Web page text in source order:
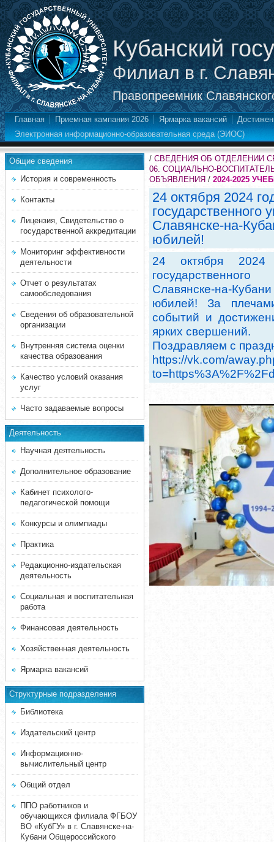
Кубанский
Филиал в г.
Правопреемник
Главная Приемная кампания 2026 Ярмарка вакансий
Электронная информационно-образовательная среда (ЭИОС)
Общие сведения
История и современность
Контакты
Лицензия, Свидетельство о
государственной аккредитации
Мониторинг эффективности
деятельности
Отчет о результатах
самообследования
Сведения об образовательной
организации
Внутренняя система оценки
качества образования
Качество условий оказания
услуг
Часто задаваемые вопросы
Деятельность
Научная деятельность
Дополнительное образование
Кабинет психолого-
педагогической помощи
Конкурсы и олимпиады
Практика
Редакционно-издательская
деятельность
Социальная и воспитательная
работа
Финансовая деятельность
Хозяйственная деятельность
Ярмарка вакансий
Структурные подразделения
Библиотека
Издательский центр
Информационно-
вычислительный центр
Общий отдел
ППО работников и
обучающихся филиала ФГБОУ
ВО «КубГУ» в г. Славянске-на-
Кубани Общероссийского
/ СВЕДЕНИЯ ОБ ОТДЕЛЕНИИ
06. СОЦИАЛЬНО-
ОБЪЯВЛЕНИЯ / 2024-2025
24 октября 2024
государственного
Славянске-на-
юбилей!
24 октября 2024
Славянске-на-
юбилей! За
событий и
ярких свершений.
Поздравляем с
https://vk.com/